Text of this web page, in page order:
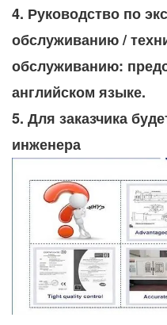
4. Руководство по
обслуживанию /
обслуживанию:
английском языке.
5. Для заказчика
инженера